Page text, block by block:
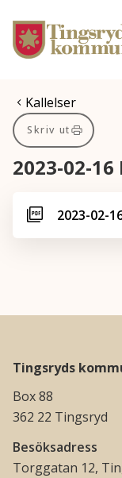
Gå till innehåll
Gå till huvudmeny
Du är här:
Kallelser
Skriv ut
2023-02-
2023-02-
Tingsryds
Box 88
362 22 Tingsryd
Besöksadress
Torggatan 12,